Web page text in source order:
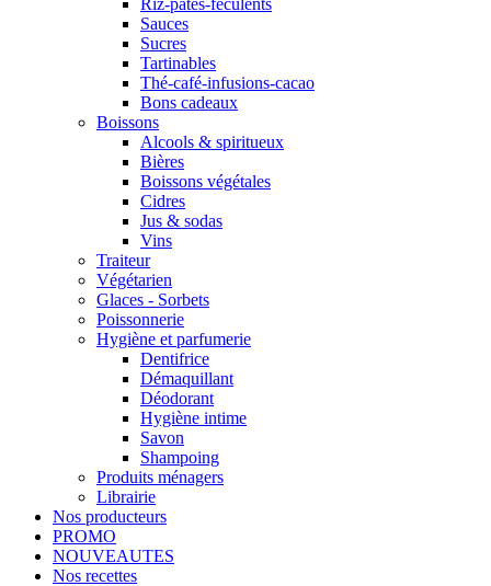
Riz-pâtes-féculents
Sauces
Sucres
Tartinables
Thé-café-infusions-cacao
Bons cadeaux
Boissons
Alcools & spiritueux
Bières
Boissons végétales
Cidres
Jus & sodas
Vins
Traiteur
Végétarien
Glaces - Sorbets
Poissonnerie
Hygiène et parfumerie
Dentifrice
Démaquillant
Déodorant
Hygiène intime
Savon
Shampoing
Produits ménagers
Librairie
Nos producteurs
PROMO
NOUVEAUTES
Nos recettes